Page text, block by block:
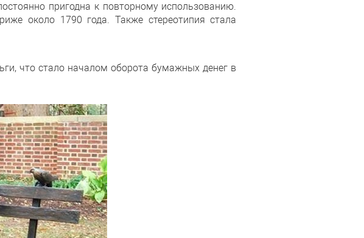
пригодна к повторному использованию.
около 1790 года. Также стереотипия стала
что стало началом оборота бумажных денег в